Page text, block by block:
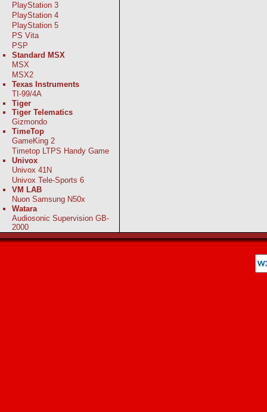
PlayStation 3
PlayStation 4
PlayStation 5
PS Vita
PSP
Standard MSX
MSX
MSX2
Texas Instruments
TI-99/4A
Tiger
Tiger Telematics
Gizmondo
TimeTop
GameKing 2
Timetop LTPS Handy Game
Univox
Univox 41N
Univox Tele-Sports 6
VM LAB
Nuon Samsung N50x
Watara
Audiosonic Supervision GB-
2000